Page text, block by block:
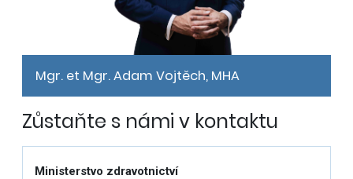
Mgr. et Mgr. Adam Vojtěch, MHA
Zůstaňte s námi v kontaktu
Ministerstvo zdravotnictví